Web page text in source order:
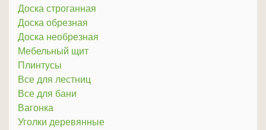
Доска строганная
Доска обрезная
Доска необрезная
Мебельный щит
Плинтусы
Все для лестниц
Все для бани
Вагонка
Уголки деревянные